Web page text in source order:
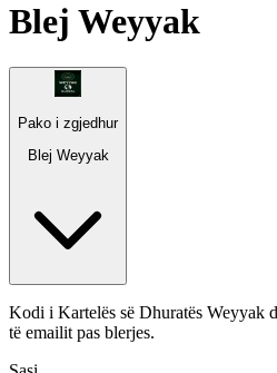
Blej Weyyak
Pako i zgjedhur
Blej Weyyak
Kodi i Kartelës së Dhuratës Weyyak
të emailit pas blerjes.